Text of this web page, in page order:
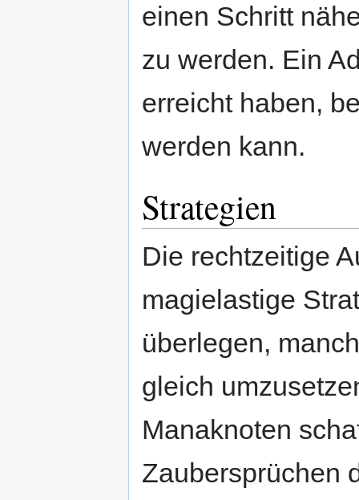
einen Schritt
zu werden. Ein
erreicht haben,
werden kann.
Strategien
Die rechtzeitige
magielastige
überlegen,
gleich
Manaknoten
Zaubersprüchen